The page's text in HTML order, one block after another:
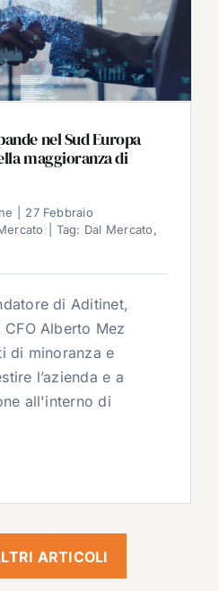
nel Sud Europa
maggioranza di
27 Febbraio
Tag: Dal Mercato,
di Aditinet,
Alberto Mez
di minoranza e
l’azienda e a
all'interno di
ARTICOLI